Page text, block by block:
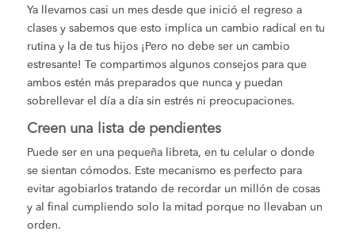
c
e
b
o
o
k
tt
er
er
es
t
e
gr
a
m
at
s
A
p
p
ai
l
Ya llevamos casi un mes desde que inició el regreso a
clases y sabemos que esto implica un cambio radical en tu
rutina y la de tus hijos ¡Pero no debe ser un cambio
estresante! Te compartimos algunos consejos para que
ambos estén más preparados que nunca y puedan
sobrellevar el día a día sin estrés ni preocupaciones.
Creen una lista de pendientes
Puede ser en una pequeña libreta, en tu celular o donde
se sientan cómodos. Este mecanismo es perfecto para
evitar agobiarlos tratando de recordar un millón de cosas
y al final cumpliendo solo la mitad porque no llevaban un
orden.